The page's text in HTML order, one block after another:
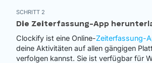
SCHRITT 2
Die Zeiterfassung-App
Clockify ist eine Online-Zeiterfassung-
deine Aktivitäten auf allen gängigen
verfolgen kannst. Sie ist verfügbar für